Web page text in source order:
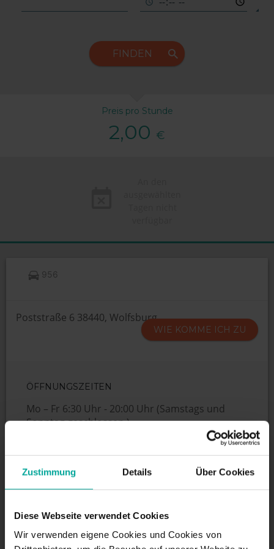
Zustimmung Details Über Cookies
Diese Webseite verwendet Cookies
Wir verwenden eigene Cookies und Cookies von
FINDEN
Preis pro Stunde
2,00 €
956
Poststraße 6 38440, Wolfsburg
WIE KOMME ICH ZU
ÖFFNUNGSZEITEN
Mo – Fr 6:30 Uhr - 20:00 Uhr (Samstags und
Sonntag geschlossen.)
DIENSTLEISTUNGEN
Maximale Einfahrtshöhe:2 m